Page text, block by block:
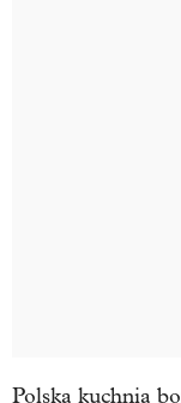
Polska kuchnia